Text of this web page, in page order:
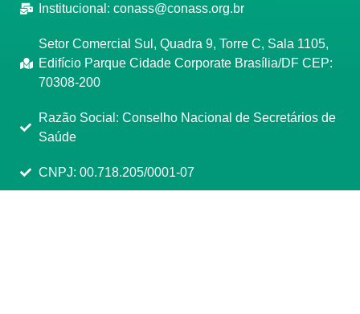
Institucional: conass@conass.org.br
Setor Comercial Sul, Quadra 9, Torre C, Sala 1105,
Edifício Parque Cidade Corporate Brasília/DF CEP:
70308-200
Razão Social: Conselho Nacional de Secretários de
Saúde
CNPJ: 00.718.205/0001-07